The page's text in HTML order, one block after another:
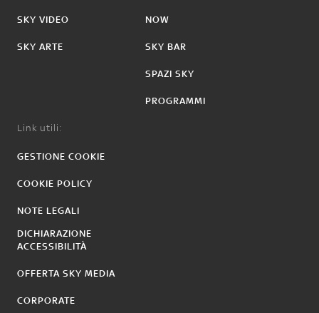
SKY VIDEO
SKY ARTE
NOW
SKY BAR
SPAZI SKY
PROGRAMMI
Link utili:
GESTIONE COOKIE
COOKIE POLICY
NOTE LEGALI
DICHIARAZIONE
ACCESSIBILITÀ
OFFERTA SKY MEDIA
CORPORATE